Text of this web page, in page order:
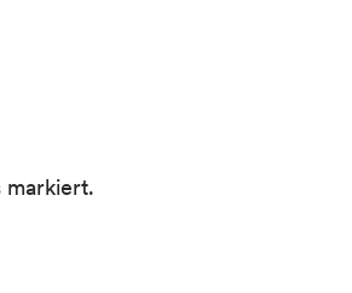
markiert.